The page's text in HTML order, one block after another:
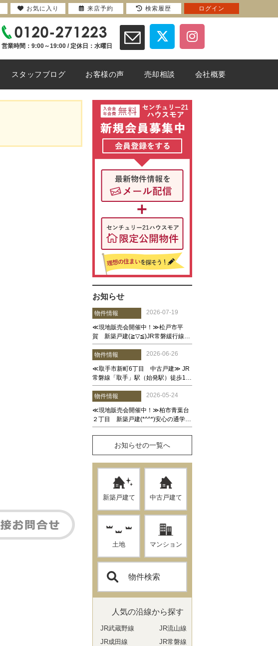
営業時間：9:00～19:00 / 定休日：水曜日
スタッフブログ お客様の声 売却相談 会社概要
お知らせ
お知らせの一覧へ
新築戸建て 中古戸建て
土地 マンション
物件検索
人気の沿線から探す
JR武蔵野線
JR流山線
JR成田線
JR常磐線
お気に入り 来店予約 検索履歴 ログイン